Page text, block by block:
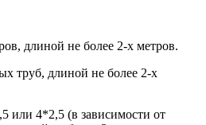
длиной не более 2-х метров.
труб, длиной не более 2-х
или 4*2,5 (в зависимости от